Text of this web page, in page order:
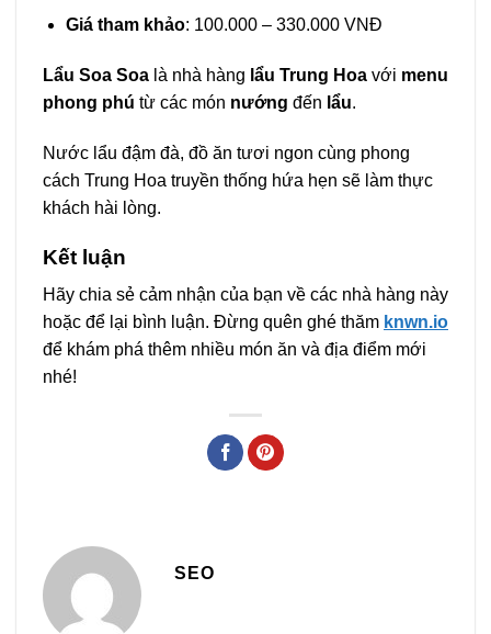
Giá tham khảo: 100.000 – 330.000 VNĐ
Lẩu Soa Soa là nhà hàng lẩu Trung Hoa với menu
phong phú từ các món nướng đến lẩu.
Nước lẩu đậm đà, đồ ăn tươi ngon cùng phong
cách Trung Hoa truyền thống hứa hẹn sẽ làm thực
khách hài lòng.
Kết luận
Hãy chia sẻ cảm nhận của bạn về các nhà hàng này
hoặc để lại bình luận. Đừng quên ghé thăm knwn.io
để khám phá thêm nhiều món ăn và địa điểm mới
nhé!
SEO